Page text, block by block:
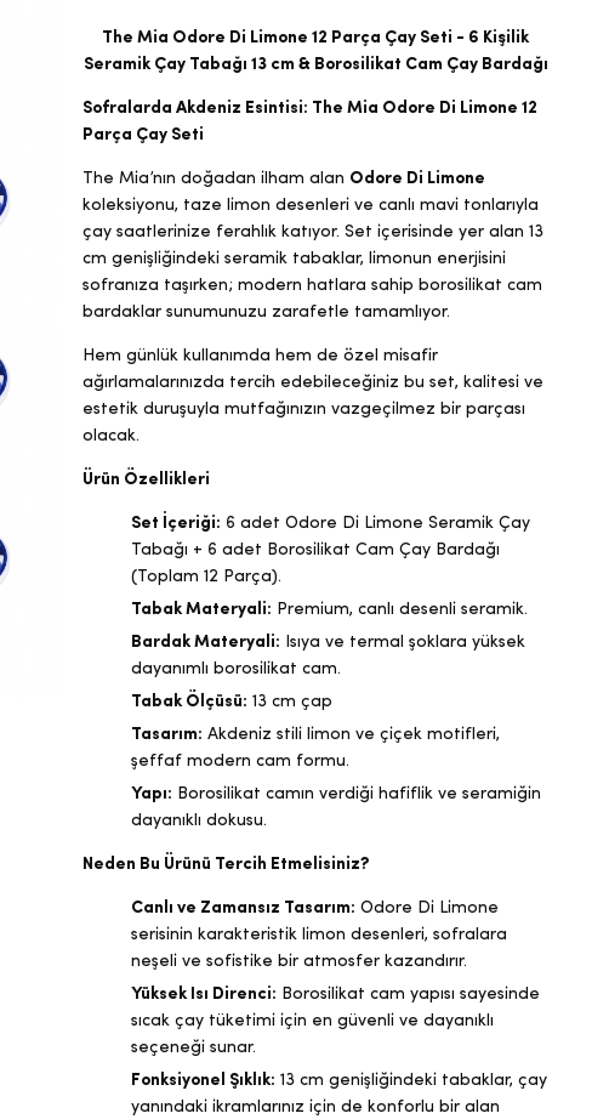
The Mia Odore Di Limone 12 Parça Çay Seti - 6 Kişilik
Seramik Çay Tabağı 13 cm & Borosilikat Cam Çay Bardağı
Sofralarda Akdeniz Esintisi: The Mia Odore Di Limone 12
Parça Çay Seti
The Mia’nın doğadan ilham alan Odore Di Limone
koleksiyonu, taze limon desenleri ve canlı mavi tonlarıyla
çay saatlerinize ferahlık katıyor. Set içerisinde yer alan 13
cm genişliğindeki seramik tabaklar, limonun enerjisini
sofranıza taşırken; modern hatlara sahip borosilikat cam
bardaklar sunumunuzu zarafetle tamamlıyor.
Hem günlük kullanımda hem de özel misafir
ağırlamalarınızda tercih edebileceğiniz bu set, kalitesi ve
estetik duruşuyla mutfağınızın vazgeçilmez bir parçası
olacak.
Ürün Özellikleri
Set İçeriği: 6 adet Odore Di Limone Seramik Çay
Tabağı + 6 adet Borosilikat Cam Çay Bardağı
(Toplam 12 Parça).
Tabak Materyali: Premium, canlı desenli seramik.
Bardak Materyali: Isıya ve termal şoklara yüksek
dayanımlı borosilikat cam.
Tabak Ölçüsü: 13 cm çap
Tasarım: Akdeniz stili limon ve çiçek motifleri,
şeffaf modern cam formu.
Yapı: Borosilikat camın verdiği hafiflik ve seramiğin
dayanıklı dokusu.
Neden Bu Ürünü Tercih Etmelisiniz?
Canlı ve Zamansız Tasarım: Odore Di Limone
serisinin karakteristik limon desenleri, sofralara
neşeli ve sofistike bir atmosfer kazandırır.
Yüksek Isı Direnci: Borosilikat cam yapısı sayesinde
sıcak çay tüketimi için en güvenli ve dayanıklı
seçeneği sunar.
Fonksiyonel Şıklık: 13 cm genişliğindeki tabaklar, çay
yanındaki ikramlarınız için de konforlu bir alan